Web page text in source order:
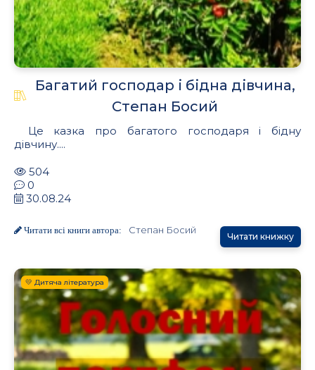
Багатий господар і бідна дівчина,
Степан Босий
Це казка про багатого господаря і бідну
дівчину....
504
0
30.08.24
Читати всі книги автора: Степан Босий
Читати книжку
💛 Дитяча література